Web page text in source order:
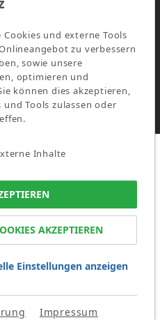
und externe Tools
zu verbessern
sowie unsere
optimieren und
können dies akzeptieren,
Tools zulassen oder
Inhalte
AKZEPTIEREN
Einstellungen anzeigen
Impressum